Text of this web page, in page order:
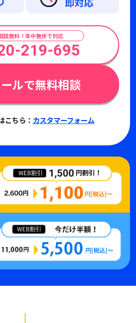
談無料！年中無休で対応
219-695
ルで無料相談
こちら： カスタマーフォーム